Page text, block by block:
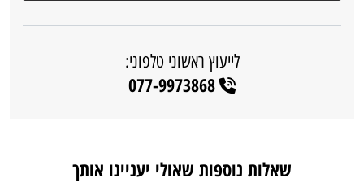
לייעוץ ראשוני טלפוני:
077-9973868
שאלות נוספות שאולי יעניינו אותך